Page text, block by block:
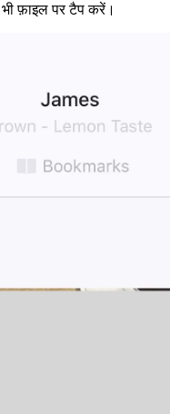
फ़ाइल पर टैप करें।